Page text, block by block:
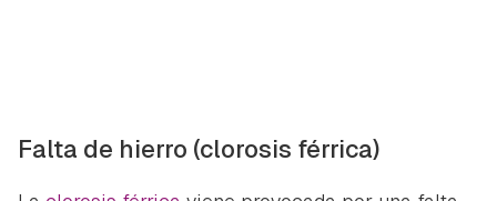
Falta de hierro (clorosis férrica)